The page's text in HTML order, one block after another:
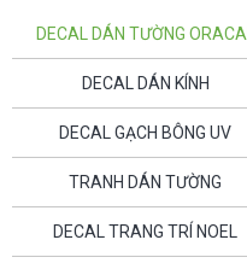
DECAL DÁN TƯỜNG ORACAL
DECAL DÁN KÍNH
DECAL GẠCH BÔNG UV
TRANH DÁN TƯỜNG
DECAL TRANG TRÍ NOEL